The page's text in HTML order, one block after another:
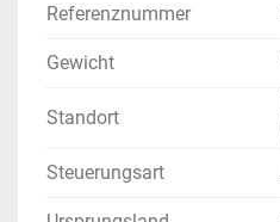
Referenznummer
Gewicht
Standort
Steuerungsart